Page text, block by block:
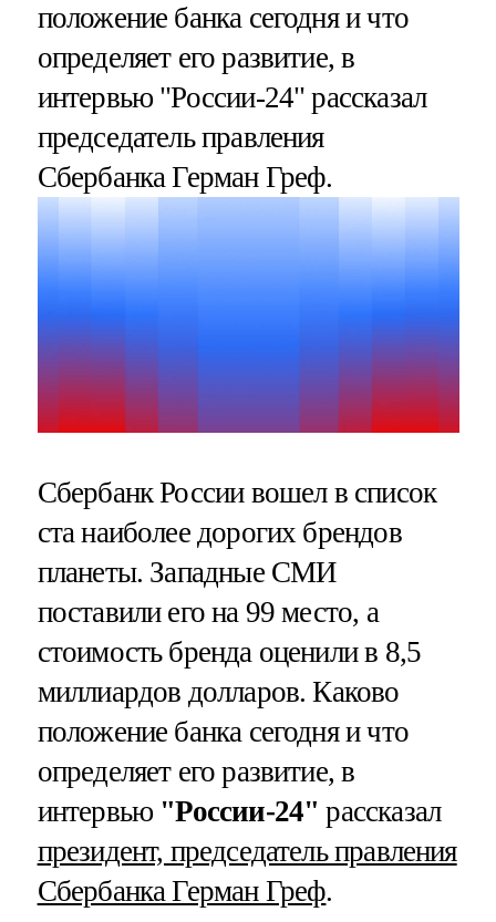
положение банка сегодня и что
определяет его развитие, в
интервью "России-24" рассказал
председатель правления
Сбербанка Герман Греф.
Сбербанк России вошел в список
ста наиболее дорогих брендов
планеты. Западные СМИ
поставили его на 99 место, а
стоимость бренда оценили в 8,5
миллиардов долларов. Каково
положение банка сегодня и что
определяет его развитие, в
интервью "России-24" рассказал
президент, председатель правления
Сбербанка Герман Греф.